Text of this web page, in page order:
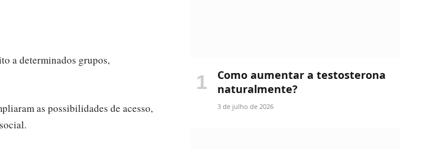
a determinados grupos,
as possibilidades de acesso,
Como aumentar a testosterona
naturalmente?
3 de julho de 2026